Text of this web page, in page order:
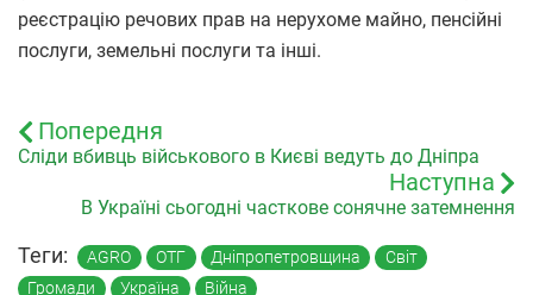
реєстрацію речових прав на нерухоме майно, пенсійні
послуги, земельні послуги та інші.
Попередня
Сліди вбивць військового в Києві ведуть до Дніпра
Наступна
В Україні сьогодні часткове сонячне затемнення
Теги: AGRO ОТГ Дніпропетровщина
Світ
Громади
Україна Війна